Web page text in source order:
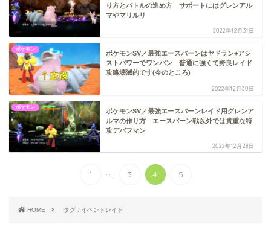
り方とバトルの進め方 サポートにはグレンアル
マやマリルリ
2022年12月31日
ポケモン
ポケモンSV／最強エースバーンはヤドラン+アシ
ストパワーでワンパン 普通に強くて野良レイド
攻略壊滅的です(今のところ)
2022年12月30日
ポケモン
ポケモンSV／最強エースバーンレイド用グレンア
ルマの作り方 エースバーン戦以外では貴重な特
攻デバフマン
2022年12月28日
1 ... 3 4 5
HOME タグ : イベントレイド